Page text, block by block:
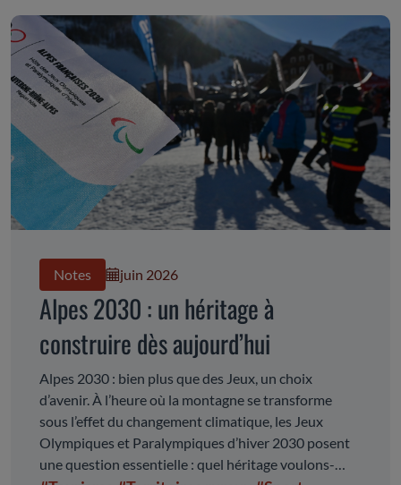
Notes juin 2026
Alpes 2030 : un héritage à
construire dès aujourd’hui
Alpes 2030 : bien plus que des Jeux, un choix
d’avenir. À l’heure où la montagne se transforme
sous l’effet du changement climatique, les Jeux
Olympiques et Paralympiques d’hiver 2030 posent
une question essentielle : quel héritage voulons-